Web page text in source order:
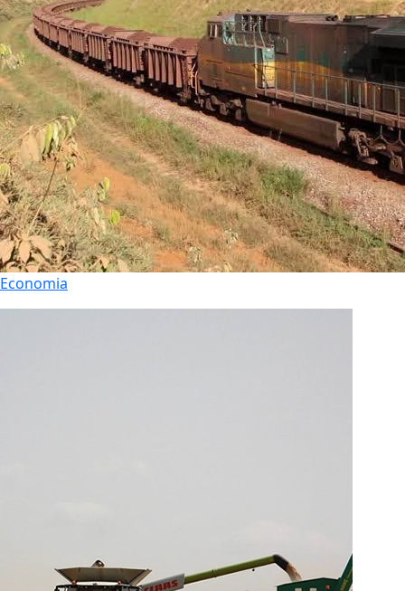
Economia